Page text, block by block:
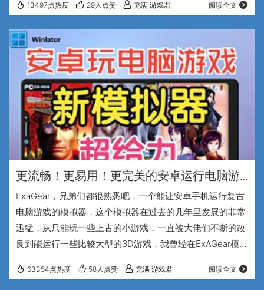
百万零花钱，一百万啊兄弟们，这不就是传说中的好大哥
吗。然而看到一晚上住宿费都要20几万的操蛋物价，这一百
多万也就是毛都不是了。所以曾经的大哥丸山，就励志要复
兴社团，重新找回社团往日的辉煌与荣光。这就是最近的像
素风新游戏，《日薄西山》的开头剧情。 《日薄西山》这…
13497点热度 29人点赞 充满 游戏君 阅读全文
更流畅！更易用！更完美的安卓运行电脑游
戏【新】模拟器-winlator
ExaGear，兄弟们都很熟悉吧，一个能让安卓手机运行复古
电脑游戏的模拟器，这个模拟器在过去的几年里发展的非常
迅猛，从只能玩一些上古的小游戏，一直被大佬们不断的改
良到能运行一些比较大型的3D游戏，我曾经在ExAGear模拟
拟器也有不少的缺点，比如运行效率不够高而且兼容性也不
63354点热度 58人点赞 充满 游戏君 阅读全文